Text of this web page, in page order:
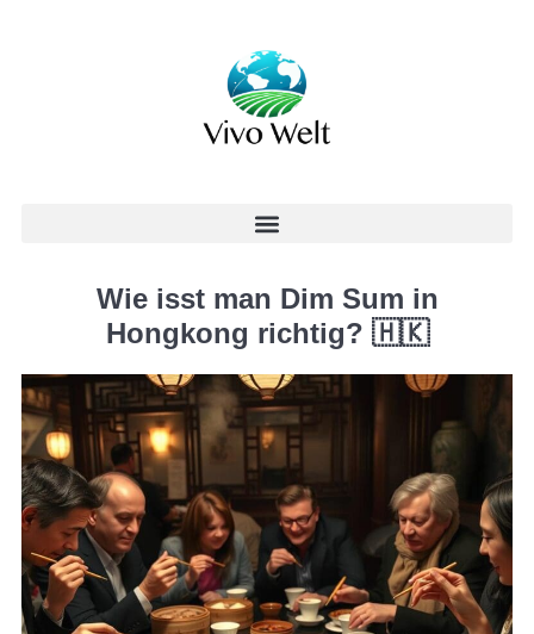
Wie isst man Dim Sum in
Hongkong richtig? 🇭🇰